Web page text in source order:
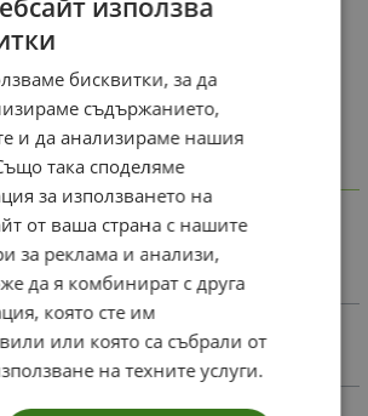
монтаж;
Hettich;
след датата на плащане. 2 години
използва
бисквитки, за да
съдържанието,
и да анализираме нашия
така споделяме
за използването на
от ваша страна с нашите
за реклама и анализи,
да я комбинират с друга
която сте им
или която са събрали от
на техните услуги.